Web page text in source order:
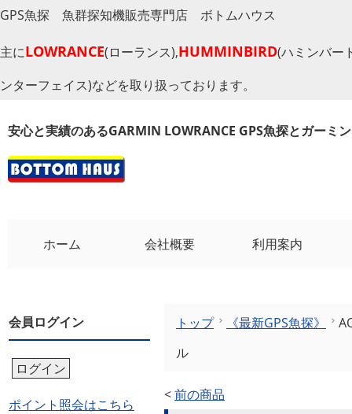
GPS魚探 魚群探知機販売専門店 ボトムハウス
主にLOWRANCE(ローランス),HUMMINBIRD(ハミンバー
ンターフェイス)などを取り扱っております。
安心と実績のあるGARMIN LOWRANCE GPS魚探とガーミ
ホーム 会社概要 利用案内
会員ログイン
ログイン
ポイント照会はこちら
トップ 《最新GPS魚探》
ル
<前の商品